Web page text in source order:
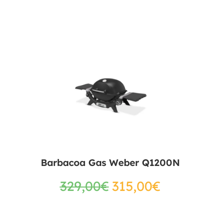
Barbacoa Gas Weber Q1200N
329,00€315,00€